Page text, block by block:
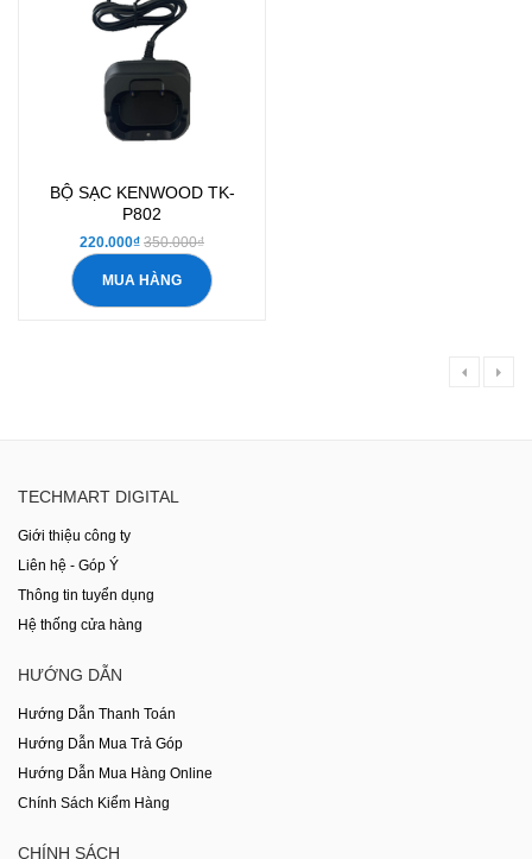
BỘ SẠC KENWOOD TK-
P802
220.000₫ 350.000₫
MUA HÀNG
TECHMART DIGITAL
Giới thiệu công ty
Liên hệ - Góp Ý
Thông tin tuyển dụng
Hệ thống cửa hàng
HƯỚNG DẪN
Hướng Dẫn Thanh Toán
Hướng Dẫn Mua Trả Góp
Hướng Dẫn Mua Hàng Online
Chính Sách Kiểm Hàng
CHÍNH SÁCH